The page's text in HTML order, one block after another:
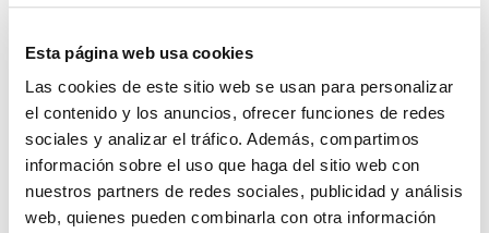
Esta página web usa cookies
Las cookies de este sitio web se usan para personalizar
el contenido y los anuncios, ofrecer funciones de redes
sociales y analizar el tráfico. Además, compartimos
información sobre el uso que haga del sitio web con
nuestros partners de redes sociales, publicidad y análisis
web, quienes pueden combinarla con otra información
Regístrate para
Regístrate para
SDS/ Hoja de seguridad
Regístrate para
descargas
Los productos marcados con esta imagen son
listos para una entrega inmediata.